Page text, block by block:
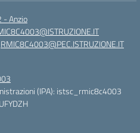
- Anzio
RMIC8C4003@PEC.ISTRUZIONE.IT
(IPA): istsc_rmic8c4003